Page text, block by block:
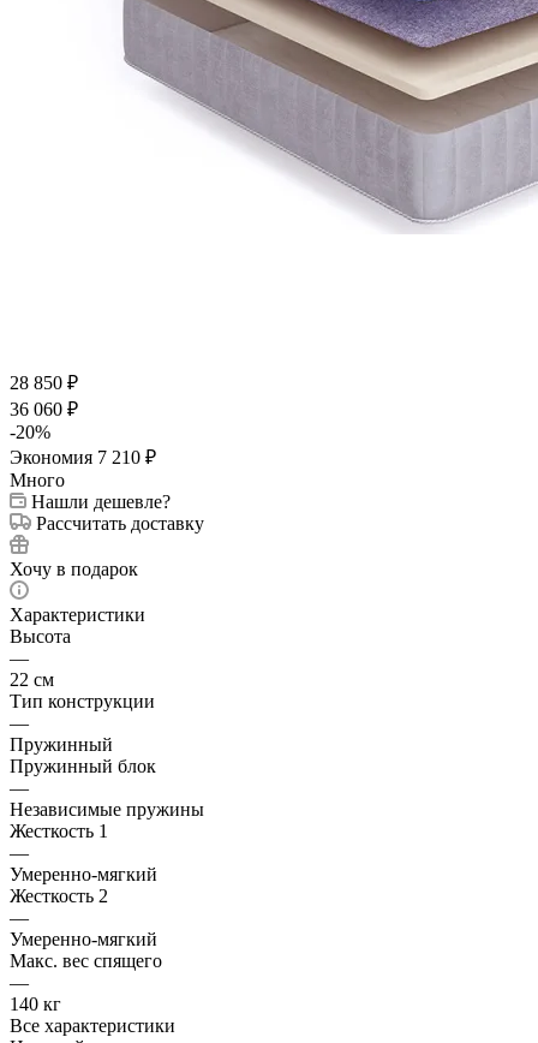
28 850 ₽
36 060 ₽
-20%
Экономия 7 210 ₽
Много
Нашли дешевле?
Рассчитать доставку
Хочу в подарок
Характеристики
Высота
—
22 см
Тип конструкции
—
Пружинный
Пружинный блок
—
Независимые пружины
Жесткость 1
—
Умеренно-мягкий
Жесткость 2
—
Умеренно-мягкий
Макс. вес спящего
—
140 кг
Все характеристики